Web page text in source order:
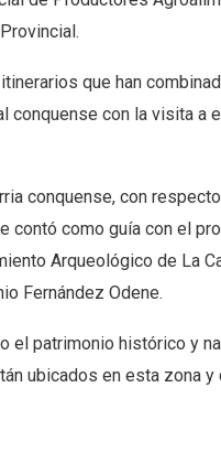
que han
conquense con la visita a
conquense, con
contó como guía con el
Arqueológico de La
Fernández Odene.
patrimonio histórico y
ubicados en esta zona